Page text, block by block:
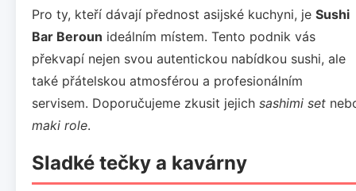
Pro ty, kteří dávají přednost asijské kuchyni, je Sushi
Bar Beroun ideálním místem. Tento podnik vás
překvapí nejen svou autentickou nabídkou sushi, ale
také přátelskou atmosférou a profesionálním
servisem. Doporučujeme zkusit jejich sashimi set
maki role.
Sladké tečky a kavárny